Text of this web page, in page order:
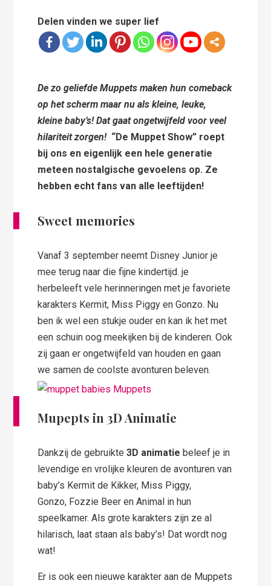
Delen vinden we super lief
De zo geliefde Muppets maken hun comeback
op het scherm maar nu als kleine, leuke,
kleine baby’s! Dat gaat ongetwijfeld voor veel
hilariteit zorgen! “De Muppet Show” roept
bij ons en eigenlijk een hele generatie
meteen nostalgische gevoelens op. Ze
hebben echt fans van alle leeftijden!
Sweet memories
Vanaf 3 september neemt Disney Junior je
mee terug naar die fijne kindertijd. je
herbeleeft vele herinneringen met je favoriete
karakters Kermit, Miss Piggy en Gonzo. Nu
ben ik wel een stukje ouder en kan ik het met
een schuin oog meekijken bij de kinderen. Ook
zij gaan er ongetwijfeld van houden en gaan
we samen de coolste avonturen beleven.
Mupepts in 3D Animatie
Dankzij de gebruikte3D animatie beleef je in
levendige en vrolijke kleuren de avonturen van
baby’s Kermit de Kikker, Miss Piggy,
Gonzo, Fozzie Beer en Animal in hun
speelkamer. Als grote karakters zijn ze al
hilarisch, laat staan als baby’s! Dat wordt nog
wat!
Er is ook een nieuwe karakter aan de Muppets